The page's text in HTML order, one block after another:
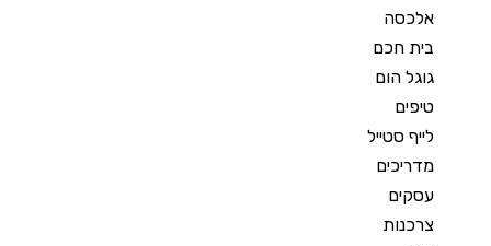
אלכסה
בית חכם
גוגל הום
טיפים
לייף סטייל
מדריכים
עסקים
צרכנות